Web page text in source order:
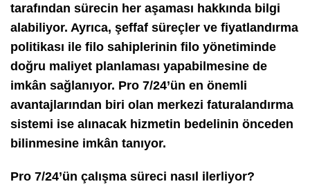
tarafından sürecin her aşaması hakkında bilgi
alabiliyor. Ayrıca, şeffaf süreçler ve fiyatlandırma
politikası ile filo sahiplerinin filo yönetiminde
doğru maliyet planlaması yapabilmesine de
imkân sağlanıyor. Pro 7/24’ün en önemli
avantajlarından biri olan merkezi faturalandırma
sistemi ise alınacak hizmetin bedelinin önceden
bilinmesine imkân tanıyor.
Pro 7/24’ün çalışma süreci nasıl ilerliyor?